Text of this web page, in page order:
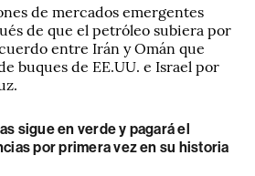
de mercados emergentes
de que el petróleo subiera por
entre Irán y Omán que
buques de EE.UU. e Israel por
sigue en verde y pagará el
por primera vez en su historia